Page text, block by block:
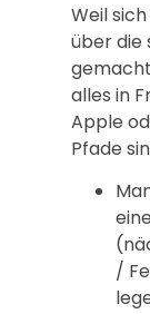
Weil
über die
alles in
Apple
Pfade
/